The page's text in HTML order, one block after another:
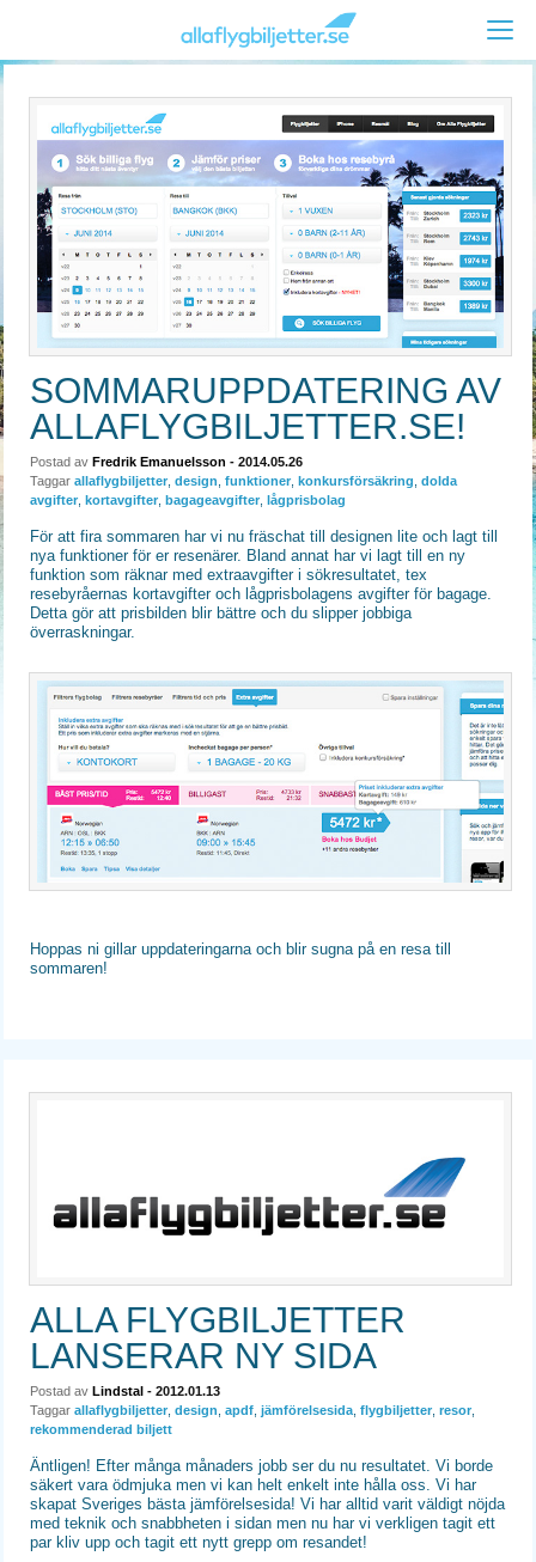
SOMMARUPPDATERING AV
ALLAFLYGBILJETTER.SE!
Postad avFredrik Emanuelsson - 2014.05.26
Taggar allaflygbiljetter ,design ,funktioner ,konkursförsäkring ,dolda
avgifter ,kortavgifter ,bagageavgifter ,lågprisbolag
För att fira sommaren har vi nu fräschat till designen lite och lagt till
nya funktioner för er resenärer. Bland annat har vi lagt till en ny
funktion som räknar med extraavgifter i sökresultatet, tex
resebyråernas kortavgifter och lågprisbolagens avgifter för bagage.
Detta gör att prisbilden blir bättre och du slipper jobbiga
överraskningar.
Hoppas ni gillar uppdateringarna och blir sugna på en resa till
sommaren!
ALLA FLYGBILJETTER
LANSERAR NY SIDA
Postad avLindstal - 2012.01.13
Taggar allaflygbiljetter ,design ,apdf ,jämförelsesida ,flygbiljetter ,resor
rekommenderad biljett
Äntligen! Efter många månaders jobb ser du nu resultatet. Vi borde
säkert vara ödmjuka men vi kan helt enkelt inte hålla oss. Vi har
skapat Sveriges bästa jämförelsesida! Vi har alltid varit väldigt nöjda
med teknik och snabbheten i sidan men nu har vi verkligen tagit ett
par kliv upp och tagit ett nytt grepp om resandet!